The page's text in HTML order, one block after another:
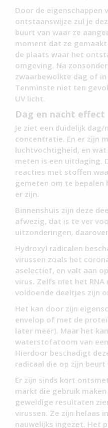
Door de eigenschappen
ontstaanswijze zul je
buurt van waar ze
moment dat ze
de plaats waar het
omgeving. Na
zwaarbewolkte dag of
Tenminste niet ten
UV licht.
Dag en nacht effect
Je ziet een duidelijk
concentratie. En er zijn
luchtvochtigheid, en
meten is een uitdaging.
reacties met stoffen
gemeten om te bepalen
er zijn.
Binnenshuis zijn deze
afwezig, dat is te ver
uitzonderingen,
Hydroxyl radicalen
virussen zoals het
aselectief, en valt aan
virus. Zelfs met het
voldoende deeltjes zijn
Het kan door zijn
envelop of met de
later meer). Maar het
waterstofatoom van
Hierdoor beschadigt
radicaal die op zijn
Er zijn sinds kort
markt die gebruik
geweldige resultaten
virussen. Ze zijn helaas
nauwelijks ingezet. Het